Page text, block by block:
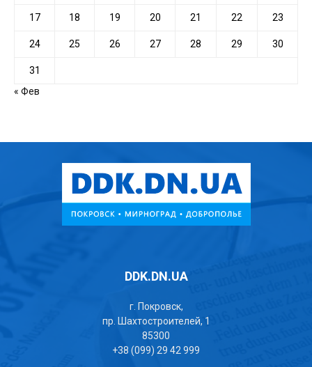
17 18 19 20 21 22 23
24 25 26 27 28 29 30
31
« Фев
DDK.DN.UA
г. Покровск,
пр. Шахтостроителей, 1
85300
+38 (099) 29 42 999